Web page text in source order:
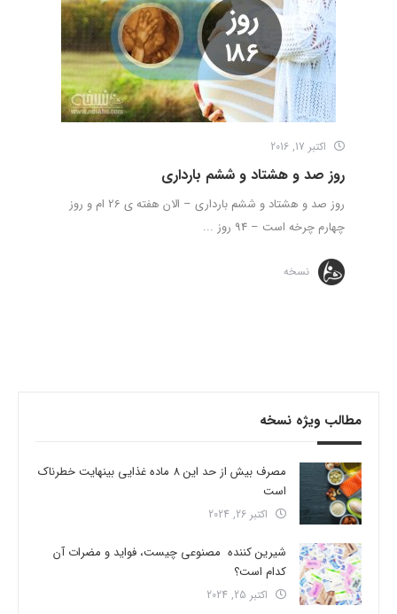
اکتبر 17, 2016
روز صد و هشتاد و ششم بارداری
روز صد و هشتاد و ششم بارداری – الان هفته ی 26 ام و روز
چهارم چرخه است – 94 روز ...
نسخه
مطالب ویژه نسخه
مصرف بیش از حد این 8 ماده غذایی بینهایت خطرناک
است
اکتبر 26, 2024
شیرین کننده مصنوعی چیست، فواید و مضرات آن
کدام است؟
اکتبر 25, 2024